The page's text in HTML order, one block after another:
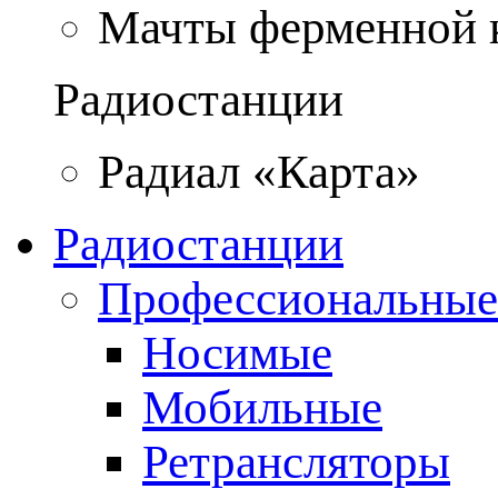
Мачты ферменной
Радиостанции
Радиал «Карта»
Радиостанции
Носимые
Мобильные
Ретрансляторы